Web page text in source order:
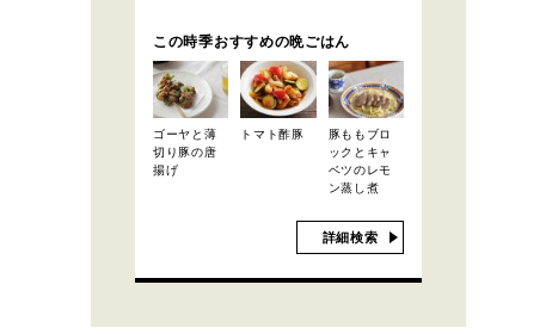
この時季おすすめの晩ごはん
ゴーヤと薄
切り豚の唐
揚げ
トマト酢豚
豚ももブロ
ックとキャ
ベツのレモ
ン蒸し煮
詳細検索